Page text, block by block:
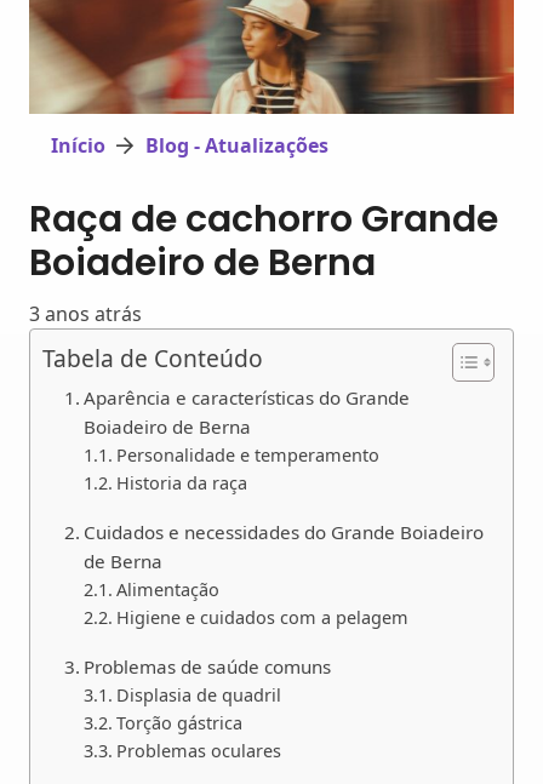
Início Blog - Atualizações
Raça de cachorro Grande
Boiadeiro de Berna
3 anos atrás
Tabela de Conteúdo
Aparência e características do Grande
Boiadeiro de Berna
Personalidade e temperamento
Historia da raça
Cuidados e necessidades do Grande Boiadeiro
de Berna
Alimentação
Higiene e cuidados com a pelagem
Problemas de saúde comuns
Displasia de quadril
Torção gástrica
Problemas oculares